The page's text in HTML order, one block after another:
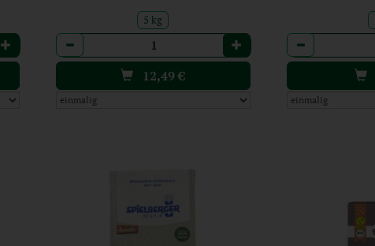
5 kg
Anzahl
12,49€
Anzahl